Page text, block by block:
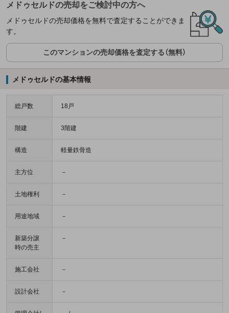
メドゥセルドの売却をご検討中の方へ
メドゥセルドの売却価格を無料で査定することができま
す。
このマンションの売却価格を査定する（無料）
メドゥセルドの基本情報
総戸数 18戸
階建 3階建
構造 軽量鉄骨造
主方位 －
土地権利 －
用途地域 －
新築分譲
時の売主
－
施工会社 －
設計会社 －